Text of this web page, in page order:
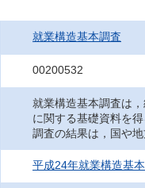
就業構造基本調査
00200532
就業構造基本調査は
に関する基礎資料を
調査の結果は，国や
平成24年就業構造基